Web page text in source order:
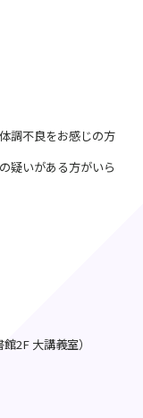
調不良をお感じの方
疑いがある方がいら
2F 大講義室）